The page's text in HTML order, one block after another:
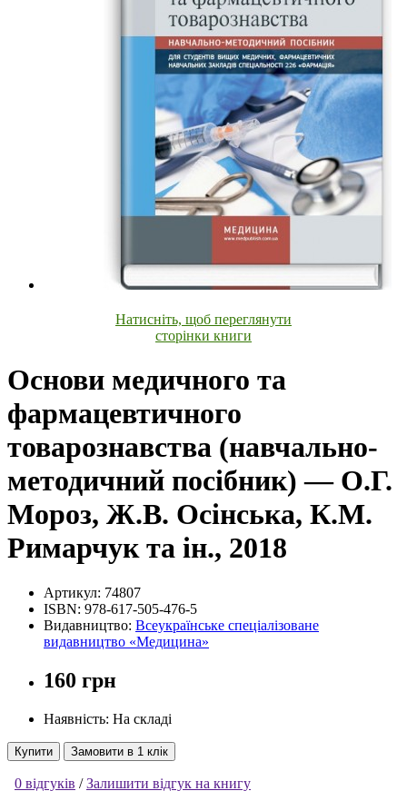
Натисніть, щоб переглянути
сторінки книги
Основи медичного та
фармацевтичного
товарознавства (навчально-
методичний посібник) — О.Г.
Мороз, Ж.В. Осінська, К.М.
Римарчук та ін., 2018
Артикул: 74807
ISBN: 978-617-505-476-5
Видавництво: Всеукраїнське спеціалізоване
видавництво «Медицина»
160 грн
Наявність: На складі
Купити Замовити в 1 клік
0 відгуків /Залишити відгук на книгу